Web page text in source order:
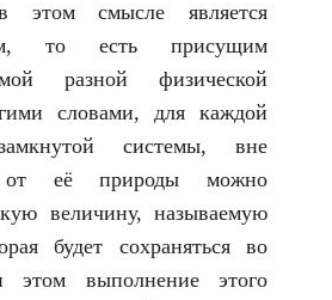
смысле является
то есть присущим
разной физической
словами, для каждой
системы, вне
от её природы можно
величину, называемую
будет сохраняться во
этом выполнение этого